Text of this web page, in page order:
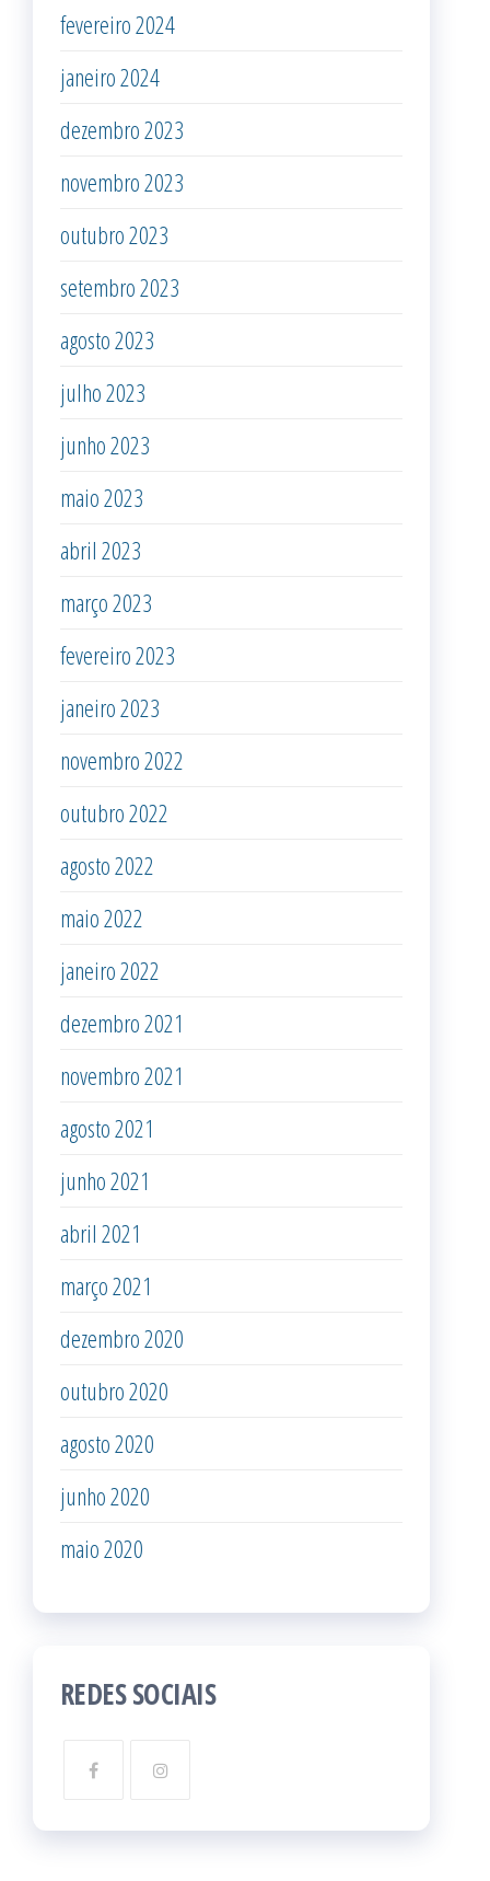
fevereiro 2024
janeiro 2024
dezembro 2023
novembro 2023
outubro 2023
setembro 2023
agosto 2023
julho 2023
junho 2023
maio 2023
abril 2023
março 2023
fevereiro 2023
janeiro 2023
novembro 2022
outubro 2022
agosto 2022
maio 2022
janeiro 2022
dezembro 2021
novembro 2021
agosto 2021
junho 2021
abril 2021
março 2021
dezembro 2020
outubro 2020
agosto 2020
junho 2020
maio 2020
REDES SOCIAIS